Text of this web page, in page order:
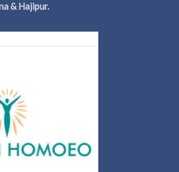
& Hajipur.